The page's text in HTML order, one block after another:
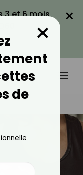
3 et 6 mois
×
de
×